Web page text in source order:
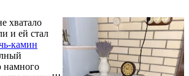
хватало
и ей стал
камин
намного